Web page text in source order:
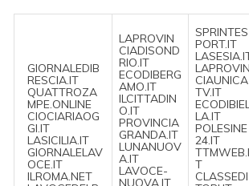
GIORNALEDIB
RESCIA.IT
QUATTROZA
MPE.ONLINE
CIOCIARIAOG
GI.IT
LASICILIA.IT
GIORNALELAV
OCE.IT
ILROMA.NET
LAPROVIN
CIADISOND
RIO.IT
ECODIBERG
AMO.IT
ILCITTADIN
O.IT
PROVINCIA
GRANDA.IT
LUNANUOV
A.IT
LAVOCE-
NUOVA.IT
SPRINTES
PORT.IT
LAPROVIN
CIAUNICA
TV.IT
ECODIBIEL
LA.IT
POLESINE
24.IT
TTMWEB.I
T
CLASSEDI